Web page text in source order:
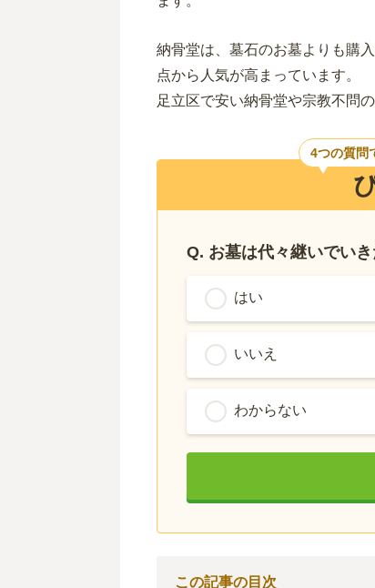
納骨堂は、墓石のお墓よりも購
点から人気が高まっています。
足立区で安い納骨堂や宗教不問
4つの質問
Q. お墓は代々継いでい
はい
いいえ
わからない
この記事の目次